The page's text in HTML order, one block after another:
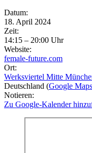
Eventdetails
Datum:
18. April 2024
Zeit:
14:15 – 20:00 Uhr
Website:
female-future.com
Ort:
Werksviertel Mitte
Deutschland (Google Maps
Notieren:
Zu Google-Kalender